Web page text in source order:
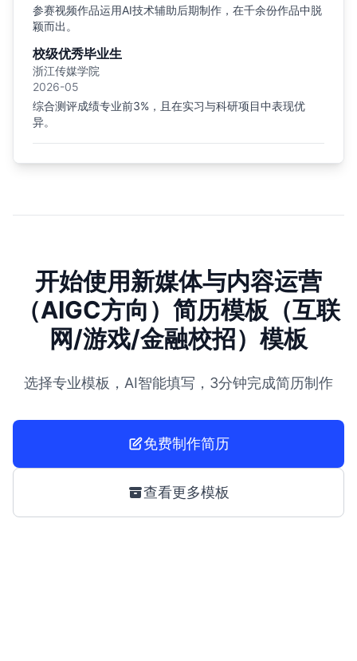
参赛视频作品运用AI技术辅助后期制作，在千余份作品中脱
颖而出。
校级优秀毕业生
浙江传媒学院
2026-05
综合测评成绩专业前3%，且在实习与科研项目中表现优
异。
开始使用新媒体与内容运营
（AIGC方向）简历模板（互联
网/游戏/金融校招）模板
选择专业模板，AI智能填写，3分钟完成简历制作
免费制作简历
查看更多模板